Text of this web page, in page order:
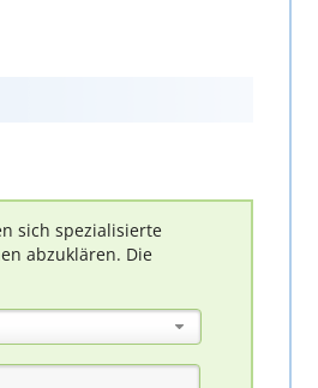
sich spezialisierte
abzuklären. Die